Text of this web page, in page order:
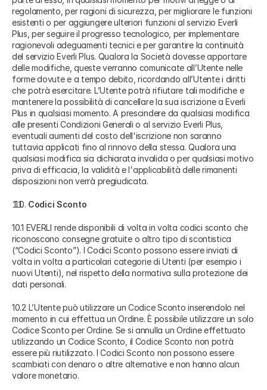
regolamento, per ragioni di sicurezza, per migliorare le funzioni
esistenti o per aggiungere ulteriori funzioni al servizio Everli
Plus, per seguire il progresso tecnologico, per implementare
ragionevoli adeguamenti tecnici e per garantire la continuità
del servizio Everli Plus. Qualora la Società dovesse apportare
delle modifiche, queste verranno comunicate all’Utente nelle
forme dovute e a tempo debito, ricordando all’Utente i diritti
che potrà esercitare. L’Utente potrà rifiutare tali modifiche e
mantenere la possibilità di cancellare la sua iscrizione a Everli
Plus in qualsiasi momento. A prescindere da qualsiasi modifica
alle presenti Condizioni Generali o al servizio Everli Plus,
eventuali aumenti del costo dell'iscrizione non saranno
tuttavia applicati fino al rinnovo della stessa. Qualora una
qualsiasi modifica sia dichiarata invalida o per qualsiasi motivo
priva di efficacia, la validità e l'applicabilità delle rimanenti
disposizioni non verrà pregiudicata.
Codici Sconto
10.1 EVERLI rende disponibili di volta in volta codici sconto che
riconoscono consegne gratuite o altro tipo di scontistica
(“Codici Sconto”). I Codici Sconto possono essere inviati di
volta in volta a particolari categorie di Utenti (per esempio i
nuovi Utenti), nel rispetto della normativa sulla protezione dei
dati personali.
10.2 L’Utente può utilizzare un Codice Sconto inserendolo nel
momento in cui effettua un Ordine. È possibile utilizzare un solo
Codice Sconto per Ordine. Se si annulla un Ordine effettuato
utilizzando un Codice Sconto, il Codice Sconto non potrà
essere più riutilizzato. I Codici Sconto non possono essere
scambiati con denaro o altre alternative e non hanno alcun
valore monetario.